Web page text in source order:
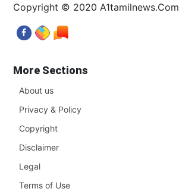
Copyright © 2020 A1tamilnews.Com
More Sections
About us
Privacy & Policy
Copyright
Disclaimer
Legal
Terms of Use